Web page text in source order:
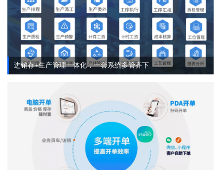
进销存+生产管理一体化，一套系统多管齐下